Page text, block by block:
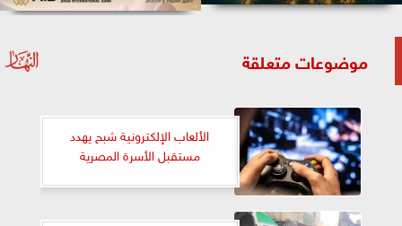
موضوعات متعلقة
الألعاب الإلكترونية شبح يهدد
مستقبل الأسرة المصرية